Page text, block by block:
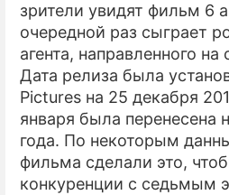
зрители увидят фильм 6
очередной раз сыграет
агента, направленного
Дата релиза была
Pictures на 25 декабря
января была перенесена
года. По некоторым
фильма сделали это,
конкуренции с седьмым